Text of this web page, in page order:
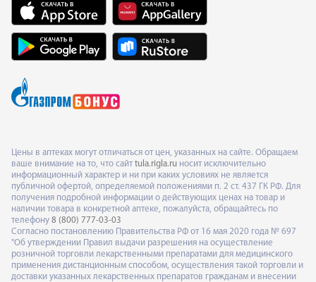
Цены в аптеках могут отличаться от цен, указанных на сайте. Обращаем
ваше внимание на то, что сайт tula.rigla.ru носит исключительно
информационный характер и ни при каких условиях не является
публичной офертой, определяемой положениями п. 2 ст. 437 ГК РФ. Для
получения подробной информации о действующих ценах на товар и
наличии товара в конкретной аптеке, пожалуйста, обращайтесь по
телефону 8 (800) 777-03-03
Согласно постановлению Правительства РФ от 16 мая 2020 года № 697
"Об утверждении Правил выдачи разрешения на осуществление
розничной торговли лекарственными препаратами для медицинского
применения дистанционным способом, осуществления такой торговли и
доставки указанных лекарственных препаратов гражданам и внесении